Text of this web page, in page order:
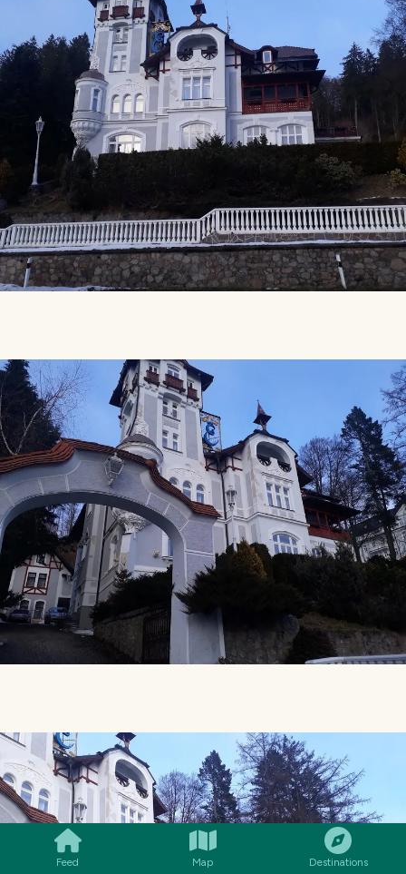
Feed Map Destinations
SMILES COMMENT SHARE